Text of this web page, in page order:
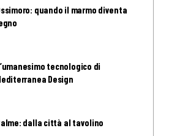
quando il marmo diventa
tecnologico di
Design
dalla città al tavolino